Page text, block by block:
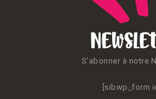
S'abonner à notre
[sibwp_form